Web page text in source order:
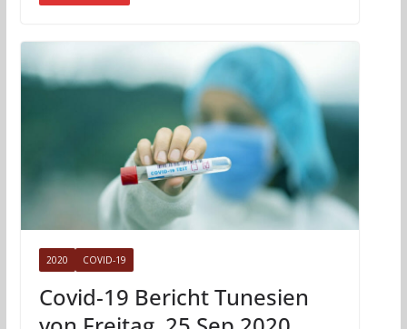
2020 COVID-19
Covid-19 Bericht Tunesien